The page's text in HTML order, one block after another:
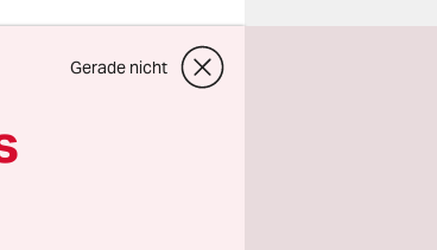
Gerade nicht